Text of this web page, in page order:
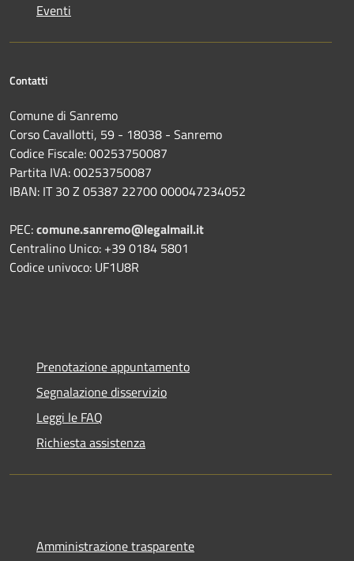
Eventi
Contatti
Comune di Sanremo
Corso Cavallotti, 59 - 18038 - Sanremo
Codice Fiscale: 00253750087
Partita IVA: 00253750087
IBAN: IT 30 Z 05387 22700 000047234052
PEC:comune.sanremo@legalmail.it
Centralino Unico: +39 0184 5801
Codice univoco: UF1U8R
Prenotazione appuntamento
Segnalazione disservizio
Leggi le FAQ
Richiesta assistenza
Amministrazione trasparente